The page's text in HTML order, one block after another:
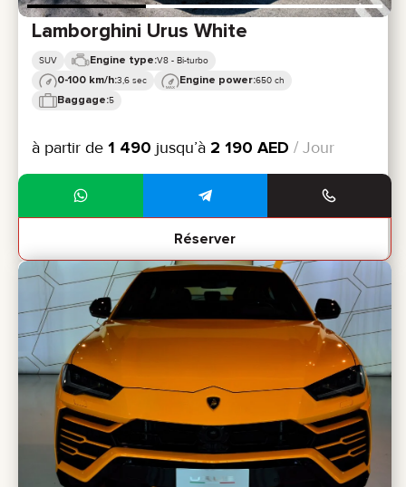
Lamborghini Urus White
SUV Engine type:V8 - Bi-turbo
0-100 km/h:3,6 sec Engine power:650 ch
Baggage:5
à partir de 1 490 jusqu’à 2 190 AED / Jour
Réserver